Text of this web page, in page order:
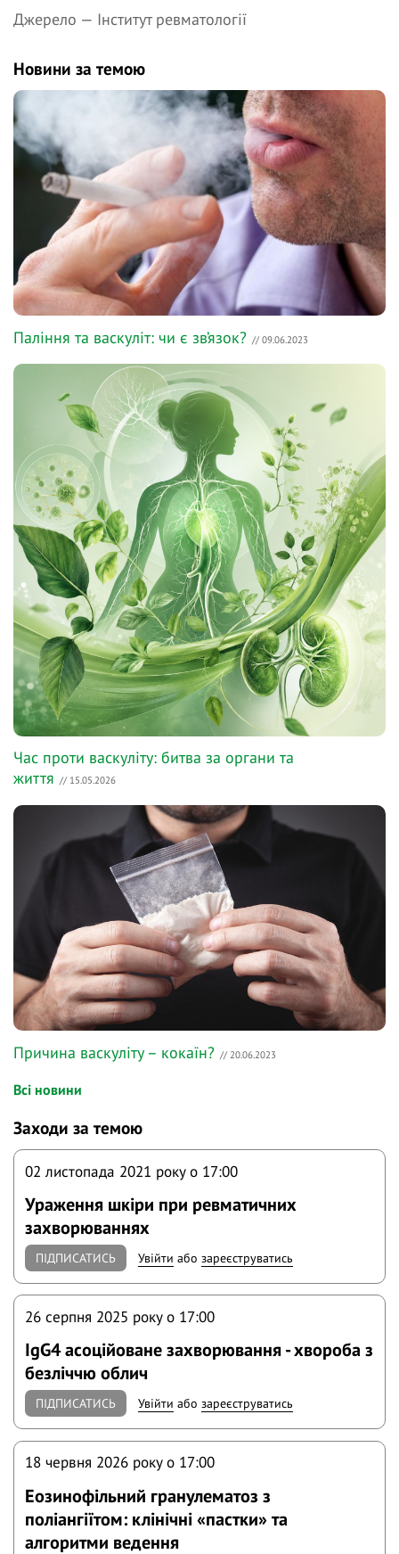
Джерело — Інститут ревматології
Новини за темою
Паління та васкуліт: чи є зв’язок? // 09.06.2023
Час проти васкуліту: битва за органи та
життя // 15.05.2026
Причина васкуліту – кокаїн? // 20.06.2023
Всі новини
Заходи за темою
02 листопада 2021 року o 17:00
Ураження шкіри при ревматичних
захворюваннях
ПІДПИСАТИСЬ Увійти абозареєструватись
26 серпня 2025 року o 17:00
ІgG4 асоційоване захворювання - хвороба з
безліччю облич
ПІДПИСАТИСЬ Увійти абозареєструватись
18 червня 2026 року o 17:00
Еозинофільний гранулематоз з
поліангіїтом: клінічні «пастки» та
алгоритми ведення